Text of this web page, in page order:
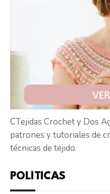
CTejidas Crochet y Dos
patrones y tutoriales de
técnicas de tejido.
POLÍTICAS